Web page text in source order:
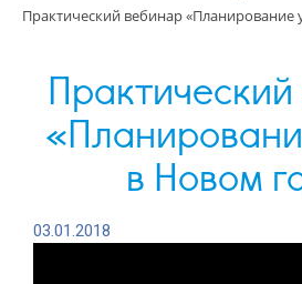
Практический вебинар «Планирование
в Новом
03.01.2018